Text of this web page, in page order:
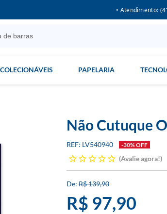
• Atendimento:
COLECIONÁVEIS PAPELARIA
Não Cutuque
LV540940 -30% OFF
Avalie agora!
R$ 139,90
R$ 97,90